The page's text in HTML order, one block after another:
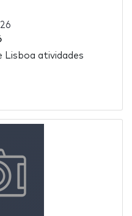
Lisboa atividades